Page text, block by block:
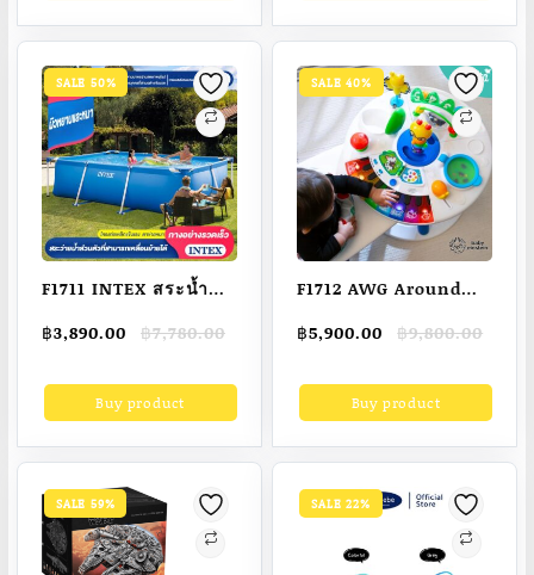
ทักษะ ของเล่นบทบาท
สมมติ
SALE 50%
F1711 INTEX สระน้ำ
ว่ายน้ําแบบเป่าลม สระ
รับเด็ก/ผู้ใหญ่ขนาดใหญ่
รับครอบครัว
฿7,780.00
Original
was:
฿7,780.00.
฿3,890.00
Current
is:
฿3,890.00.Buy product
SALE 40%
F1712 AWG Around
เดินเด็ก จาก Baby
[punnita.com]
฿9,800.00
Original
was:
฿9,800.00.
฿5,900.00
Current
is:
฿5,900.00.Buy product
SALE 59% SALE 22%